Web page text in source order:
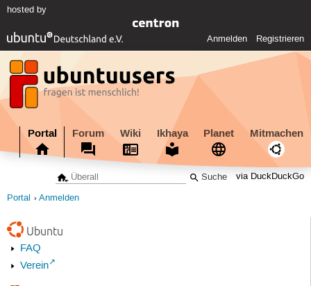
hosted by
Anmelden Registrieren
Portal Forum Wiki Ikhaya Planet Mitmachen
via DuckDuckGo
Portal Anmelden
Ubuntu
FAQ
Verein